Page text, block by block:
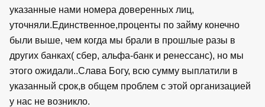
указанные нами номера доверенных лиц,
уточняли.Единственное,проценты по займу конечно
были выше, чем когда мы брали в прошлые разы в
других банках( сбер, альфа-банк и ренессанс), но мы
этого ожидали..Слава Богу, всю сумму выплатили в
указанный срок,в общем проблем с этой организацией
у нас не возникло.